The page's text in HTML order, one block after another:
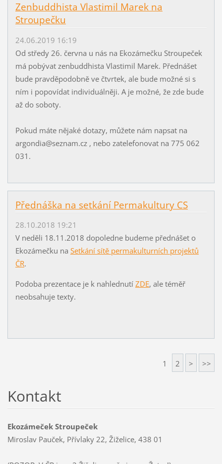
Zenbuddhista Vlastimil Marek na
Stroupečku
24.06.2019 16:19
Od středy 26. června u nás na Ekozámečku Stroupeček
má pobývat zenbuddhista Vlastimil Marek. Přednášet
bude pravděpodobně ve čtvrtek, ale bude možné si s
ním i popovídat individuálněji. A je možné, že zde bude
až do soboty.
Pokud máte nějaké dotazy, můžete nám napsat na
argondia@seznam.cz , nebo zatelefonovat na 775 062
031.
Přednáška na setkání Permakultury CS
28.10.2018 19:21
V neděli 18.11.2018 dopoledne budeme přednášet o
Ekozámečku na Setkání sítě permakulturních projektů
ČR.
Podoba prezentace je k nahlednutí ZDE, ale téměř
neobsahuje texty.
1 2 > >>
Kontakt
Ekozámeček Stroupeček
Miroslav Pauček, Přívlaky 22, Žiželice, 438 01